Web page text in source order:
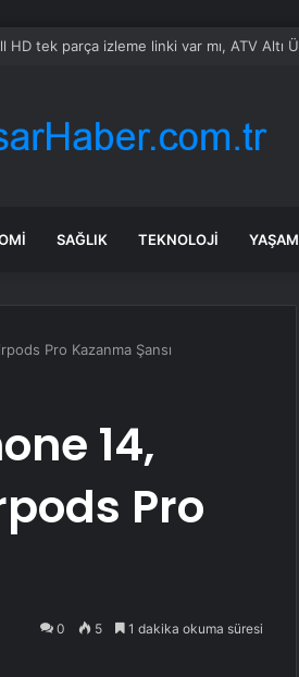
SAĞLIK TEKNOLOJI YAŞAM
Pro Kazanma Şansı
14,
Pro
0 5 1 dakika okuma süresi